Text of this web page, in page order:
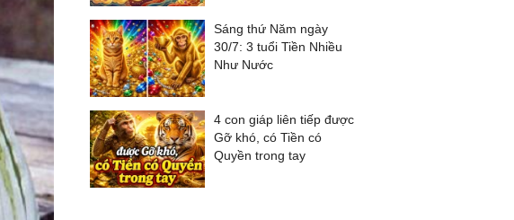
Sáng thứ Năm ngày
30/7: 3 tuổi Tiền Nhiều
Như Nước
4 con giáp liên tiếp được
Gỡ khó, có Tiền có
Quyền trong tay